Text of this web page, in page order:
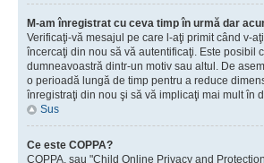
M-am înregistrat cu ceva timp în urmă dar
Verificaţi-vă mesajul pe care l-aţi primit când v-
încercaţi din nou să vă autentificaţi. Este posibil
dumneavoastră dintr-un motiv sau altul. De
o perioadă lungă de timp pentru a reduce
înregistraţi din nou şi să vă implicaţi mai mult în
Sus
Ce este COPPA?
COPPA, sau "Child Online Privacy and